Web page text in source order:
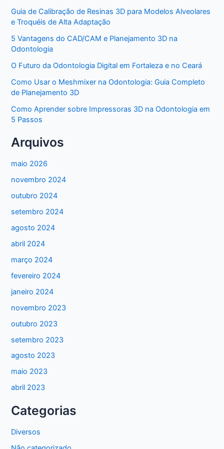
Guia de Calibração de Resinas 3D para Modelos Alveolares
e Troquéis de Alta Adaptação
5 Vantagens do CAD/CAM e Planejamento 3D na
Odontologia
O Futuro da Odontologia Digital em Fortaleza e no Ceará
Como Usar o Meshmixer na Odontologia: Guia Completo
de Planejamento 3D
Como Aprender sobre Impressoras 3D na Odontologia em
5 Passos
Arquivos
maio 2026
novembro 2024
outubro 2024
setembro 2024
agosto 2024
abril 2024
março 2024
fevereiro 2024
janeiro 2024
novembro 2023
outubro 2023
setembro 2023
agosto 2023
maio 2023
abril 2023
Categorias
Diversos